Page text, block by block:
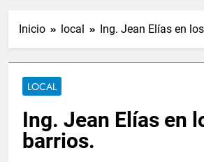
Inicio local Ing. Jean Elías en
LOCAL
Ing. Jean Elías en
barrios.